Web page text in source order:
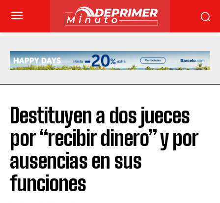
Destituyen a dos jueces
por “recibir dinero” y por
ausencias en sus
funciones